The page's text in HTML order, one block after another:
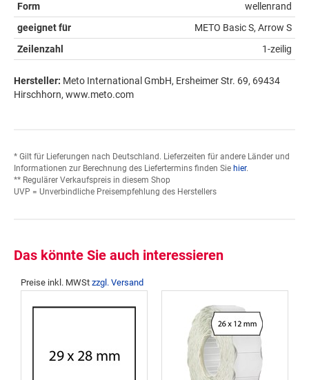
Form
wellenrand
geeignet für
METO Basic S, Arrow S
Zeilenzahl
1-zeilig
Hersteller: Meto International GmbH, Ersheimer Str. 69, 69434
Hirschhorn, www.meto.com
* Gilt für Lieferungen nach Deutschland. Lieferzeiten für andere Länder und
Informationen zur Berechnung des Liefertermins finden Sie hier.
** Regulärer Verkaufspreis in diesem Shop
UVP = Unverbindliche Preisempfehlung des Herstellers
Das könnte Sie auch interessieren
Preise inkl. MWSt zzgl. Versand